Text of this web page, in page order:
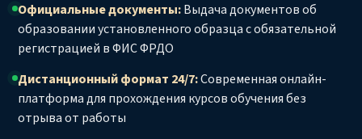
Официальные документы:Выдача документов об
образовании установленного образца с обязательной
регистрацией в ФИС ФРДО
Дистанционный формат 24/7:Современная онлайн-
платформа для прохождения курсов обучения без
отрыва от работы